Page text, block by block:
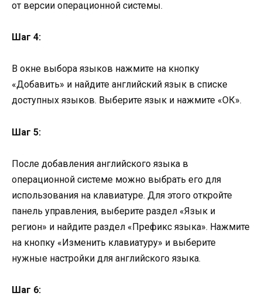
от версии операционной системы.
Шаг 4:
В окне выбора языков нажмите на кнопку
«Добавить» и найдите английский язык в списке
доступных языков. Выберите язык и нажмите «ОК».
Шаг 5:
После добавления английского языка в
операционной системе можно выбрать его для
использования на клавиатуре. Для этого откройте
панель управления, выберите раздел «Язык и
регион» и найдите раздел «Префикс языка». Нажмите
на кнопку «Изменить клавиатуру» и выберите
нужные настройки для английского языка.
Шаг 6: